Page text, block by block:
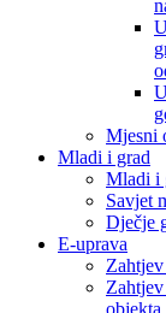
Mjesni
Mladi i grad
Mladi i
Savjet
Dječje
E-uprava
objekta